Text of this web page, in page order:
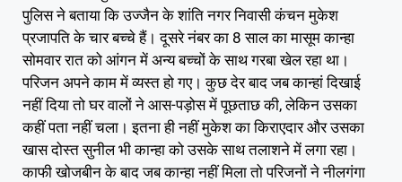
पुलिस ने बताया कि उज्जैन के शांति नगर निवासी कंचन मुकेश
प्रजापति के चार बच्चे हैं। दूसरे नंबर का 8 साल का मासूम कान्हा
सोमवार रात को आंगन में अन्य बच्चों के साथ गरबा खेल रहा था।
परिजन अपने काम में व्यस्त हो गए। कुछ देर बाद जब कान्हां दिखाई
नहीं दिया तो घर वालों ने आस-पड़ोस में पूछताछ की, लेकिन उसका
कहीं पता नहीं चला। इतना ही नहीं मुकेश का किराएदार और उसका
खास दोस्त सुनील भी कान्हा को उसके साथ तलाशने में लगा रहा।
काफी खोजबीन के बाद जब कान्हा नहीं मिला तो परिजनों ने नीलगंगा